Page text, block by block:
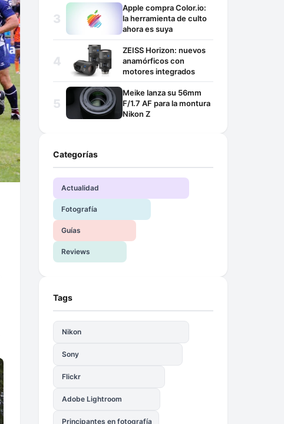
Apple compra Color.io:
la herramienta de culto
ahora es suya
ZEISS Horizon: nuevos
anamórficos con
motores integrados
Meike lanza su 56mm
F/1.7 AF para la montura
Nikon Z
Categorías
Actualidad
Fotografía
Guías
Reviews
Tags
Nikon
Sony
Flickr
Adobe Lightroom
Principantes en fotografía